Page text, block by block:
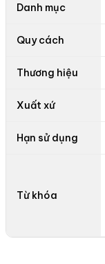
Danh mục
Quy cách
Thương hiệu
Xuất xứ
Hạn sử dụng
Từ khóa